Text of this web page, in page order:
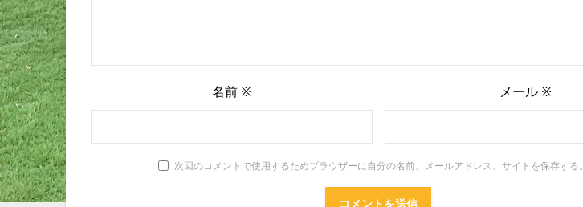
名前 ※ メール ※
次回のコメントで使用するためブラウザーに自分の名前、メールアドレス、サイトを保存する。